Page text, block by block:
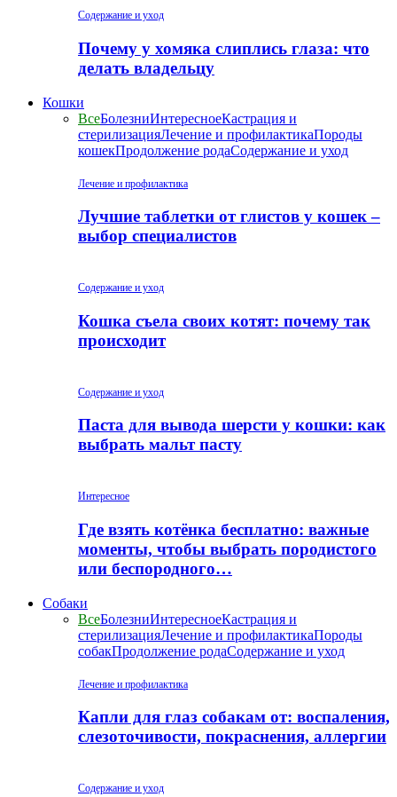
Содержание и уход
Почему у хомяка слиплись глаза: что
делать владельцу
Кошки
ВсеБолезниИнтересноеКастрация и
стерилизацияЛечение и профилактикаПороды
кошекПродолжение родаСодержание и уход
Лечение и профилактика
Лучшие таблетки от глистов у кошек –
выбор специалистов
Содержание и уход
Кошка съела своих котят: почему так
происходит
Содержание и уход
Паста для вывода шерсти у кошки: как
выбрать мальт пасту
Интересное
Где взять котёнка бесплатно: важные
моменты, чтобы выбрать породистого
или беспородного…
Собаки
ВсеБолезниИнтересноеКастрация и
стерилизацияЛечение и профилактикаПороды
собакПродолжение родаСодержание и уход
Лечение и профилактика
Капли для глаз собакам от: воспаления,
слезоточивости, покраснения, аллергии
Содержание и уход